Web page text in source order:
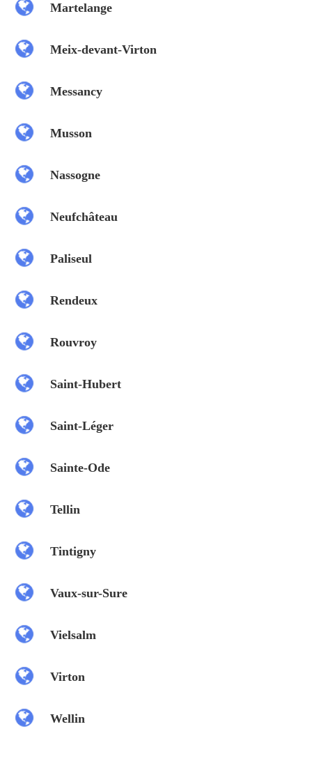
Martelange
Meix-devant-Virton
Messancy
Musson
Nassogne
Neufchâteau
Paliseul
Rendeux
Rouvroy
Saint-Hubert
Saint-Léger
Sainte-Ode
Tellin
Tintigny
Vaux-sur-Sure
Vielsalm
Virton
Wellin